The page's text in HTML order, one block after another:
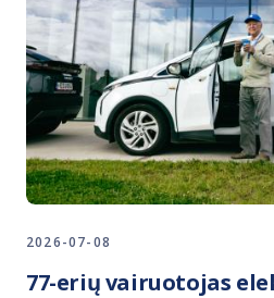
2026-07-08
77-erių vairuotojas